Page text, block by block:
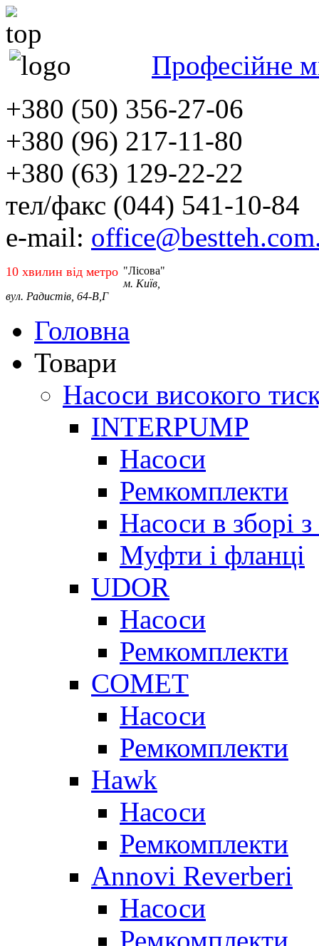
Професійне
+380 (50) 356-27-06
+380 (96) 217-11-80
+380 (63) 129-22-22
тел/факс (044) 541-10-84
e-mail:
10 хвилин від метро "Лісова"
м. Київ,
вул. Радистів, 64-В,Г
Головна
Товари
Насоси високого
INTERPUMP
Насоси
Ремкомплекти
Насоси в зборі
Муфти і фланці
UDOR
Насоси
Ремкомплекти
COMET
Насоси
Ремкомплекти
Hawk
Насоси
Ремкомплекти
Annovi Reverberi
Насоси